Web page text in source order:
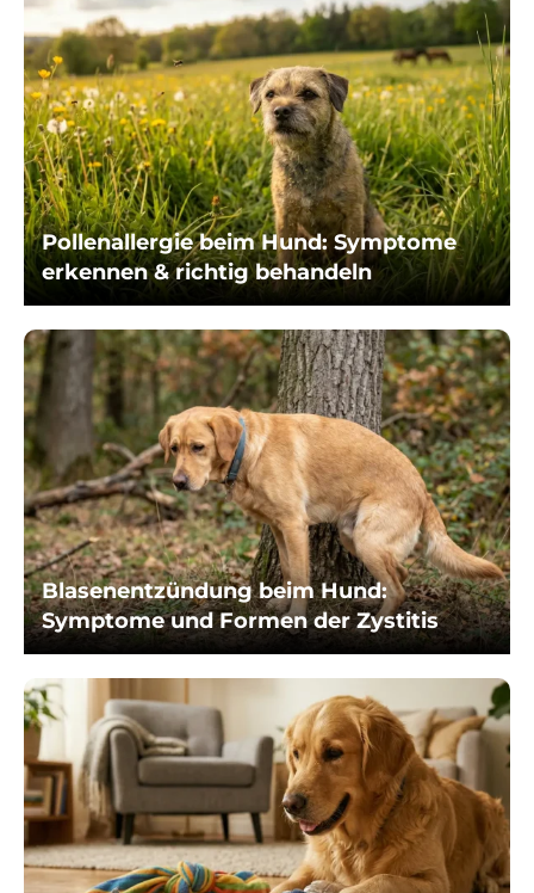
Pollenallergie beim Hund: Symptome
erkennen & richtig behandeln
Blasenentzündung beim Hund:
Symptome und Formen der Zystitis